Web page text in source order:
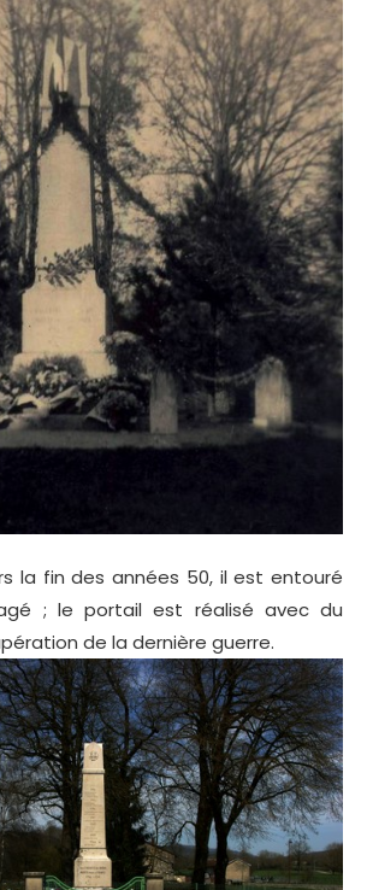
la fin des années 50, il est entouré
; le portail est réalisé avec du
de la dernière guerre.